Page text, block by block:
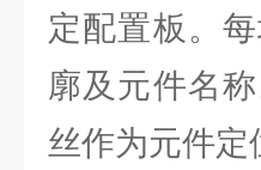
定配置板。
廓及元件名
丝作为元件定